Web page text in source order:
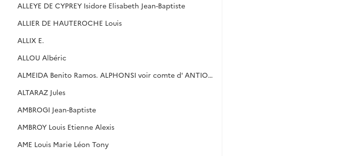
ALLEYE DE CYPREY Isidore Elisabeth Jean-Baptiste
ALLIER DE HAUTEROCHE Louis
ALLIX E.
ALLOU Albéric
ALMEIDA Benito Ramos. ALPHONSI voir comte d' ANTIOCHE
ALTARAZ Jules
AMBROGI Jean-Baptiste
AMBROY Louis Etienne Alexis
AME Louis Marie Léon Tony